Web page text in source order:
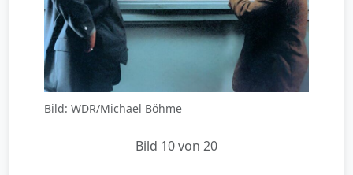
Bild: WDR/Michael Böhme
Bild 10 von 20